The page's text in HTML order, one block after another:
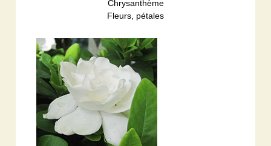
Chrysanthème
Fleurs, pétales